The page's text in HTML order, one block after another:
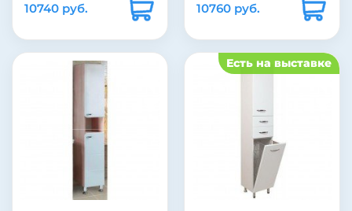
10740 руб. 10760 руб.
Есть на выставке